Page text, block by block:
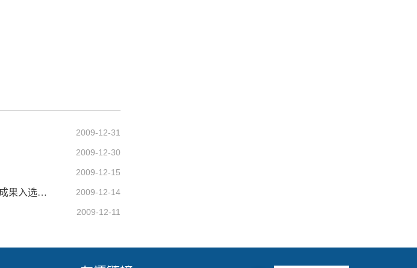
2009-12-31
2009-12-30
2009-12-15
2009-12-14
动物所周琪研究员利用iPS细胞（诱导性多能干细胞）培育出健康小鼠的研究成果入选《时代周刊》2009年度十大医学突破
2009-12-11